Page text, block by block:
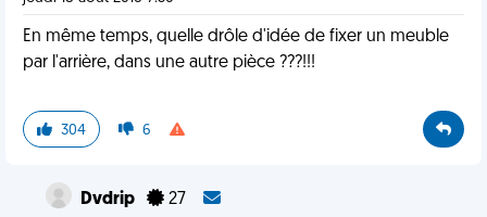
En même temps, quelle drôle d'idée de fixer un meuble
par l'arrière, dans une autre pièce ???!!!
304 6
Dvdrip 27